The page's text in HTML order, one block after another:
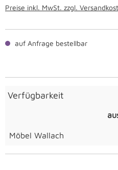
Preise inkl. MwSt. zzgl.
auf Anfrage bestellbar
Verfügbarkeit
Möbel Wallach